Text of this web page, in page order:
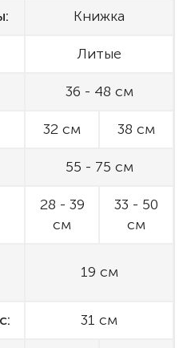
Книжка
Литые
36 - 48 см
32 см 38 см
55 - 75 см
28 - 39
см
33 - 50
см
19 см
31 см